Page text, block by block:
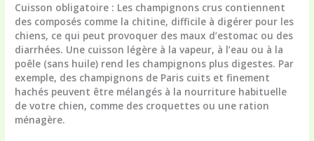
Cuisson obligatoire : Les champignons crus contiennent
des composés comme la chitine, difficile à digérer pour les
chiens, ce qui peut provoquer des maux d’estomac ou des
diarrhées. Une cuisson légère à la vapeur, à l’eau ou à la
poêle (sans huile) rend les champignons plus digestes. Par
exemple, des champignons de Paris cuits et finement
hachés peuvent être mélangés à la nourriture habituelle
de votre chien, comme des croquettes ou une ration
ménagère.